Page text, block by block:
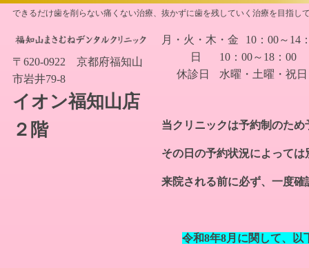
できるだけ歯を削らない痛くない治療、抜かずに歯を残していく治療を目指し
〒620-0922 京都府福知山
市岩井79-8
イオン福知山店
２階
月・火・木・金
10：00～14
日
10：00～18：00
休診日
水曜・土曜・祝
当クリニックは予約制のた
その日の予約状況によって
来院される前に必ず、一度
令和8年8月に関して、 以